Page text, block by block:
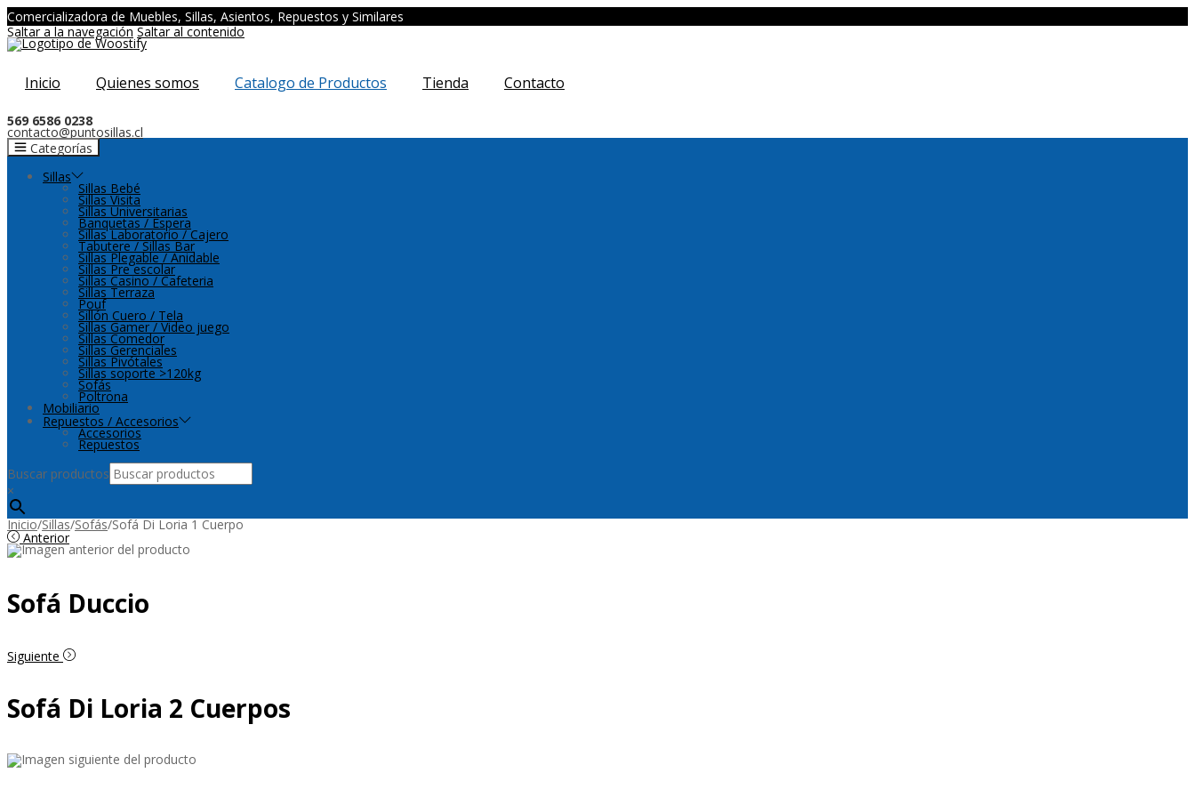
Comercializadora de Muebles, Sillas, Asientos, Repuestos y Similares
Saltar a la navegación Saltar al contenido
Inicio Quienes somos Catalogo de Productos Tienda Contacto
569 6586 0238
contacto@puntosillas.cl
Categorías
Sillas
Sillas Bebé
Sillas Visita
Sillas Universitarias
Banquetas / Espera
Sillas Laboratorio / Cajero
Tabutere / Sillas Bar
Sillas Plegable / Anidable
Sillas Pre escolar
Sillas Casino / Cafeteria
Sillas Terraza
Pouf
Sillón Cuero / Tela
Sillas Gamer / Video juego
Sillas Comedor
Sillas Gerenciales
Sillas Pivótales
Sillas soporte >120kg
Sofás
Poltrona
Mobiliario
Repuestos / Accesorios
Accesorios
Repuestos
Buscar productos
×
Inicio/Sillas/Sofás/Sofá Di Loria 1 Cuerpo
Anterior
Sofá Duccio
Siguiente
Sofá Di Loria 2 Cuerpos